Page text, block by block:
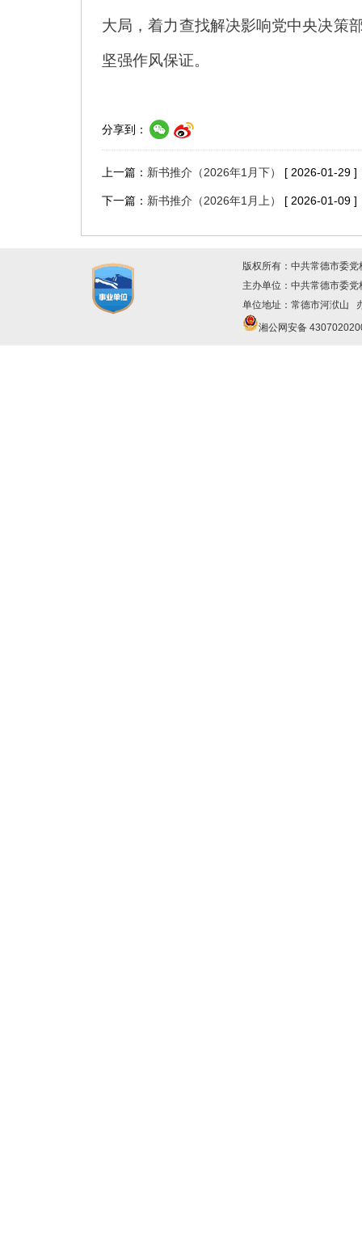
大局，着力查找解决影响党中央决策
坚强作风保证。
分享到：
上一篇： 新书推介（2026年1月下） [ 2026-01-29 ]
下一篇： 新书推介（2026年1月上） [ 2026-01-09 ]
版权所有：中共常德市委
主办单位：中共常德市
单位地址：常德市河洑山
湘公网安备